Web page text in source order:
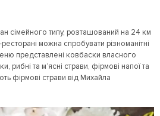
сімейного типу, розташований на 24 км
можна спробувати різноманітні
представлені ковбаски власного
рибні та м’ясні страви, фірмові напої та
фірмові страви від Михайла